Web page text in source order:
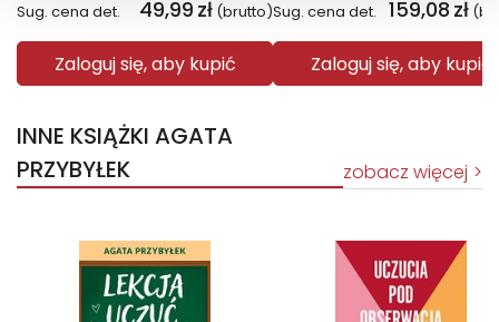
Sug. cena det. 49,99 zł (brutto)
Zaloguj się, aby kupić
Sug. cena det. 159,08 zł
Zaloguj się, aby kupić
INNE KSIĄŻKI AGATA
PRZYBYŁEK
zobacz więcej